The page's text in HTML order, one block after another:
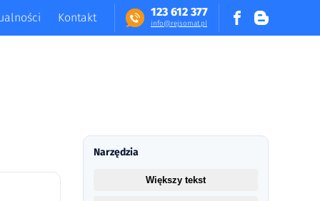
123 612 377
in​fo​@​​rej​somat​.​pl
Kontakt
Narzędzia
Większy tekst